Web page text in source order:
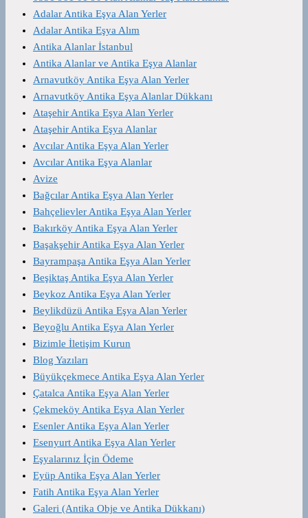
Adalar Antika Eşya Alan Yerler
Adalar Antika Eşya Alım
Antika Alanlar İstanbul
Antika Alanlar ve Antika Eşya Alanlar
Arnavutköy Antika Eşya Alan Yerler
Arnavutköy Antika Eşya Alanlar Dükkanı
Ataşehir Antika Eşya Alan Yerler
Ataşehir Antika Eşya Alanlar
Avcılar Antika Eşya Alan Yerler
Avcılar Antika Eşya Alanlar
Avize
Bağcılar Antika Eşya Alan Yerler
Bahçelievler Antika Eşya Alan Yerler
Bakırköy Antika Eşya Alan Yerler
Başakşehir Antika Eşya Alan Yerler
Bayrampaşa Antika Eşya Alan Yerler
Beşiktaş Antika Eşya Alan Yerler
Beykoz Antika Eşya Alan Yerler
Beylikdüzü Antika Eşya Alan Yerler
Beyoğlu Antika Eşya Alan Yerler
Bizimle İletişim Kurun
Blog Yazıları
Büyükçekmece Antika Eşya Alan Yerler
Çatalca Antika Eşya Alan Yerler
Çekmeköy Antika Eşya Alan Yerler
Esenler Antika Eşya Alan Yerler
Esenyurt Antika Eşya Alan Yerler
Eşyalarınız İçin Ödeme
Eyüp Antika Eşya Alan Yerler
Fatih Antika Eşya Alan Yerler
Galeri (Antika Obje ve Antika Dükkanı)